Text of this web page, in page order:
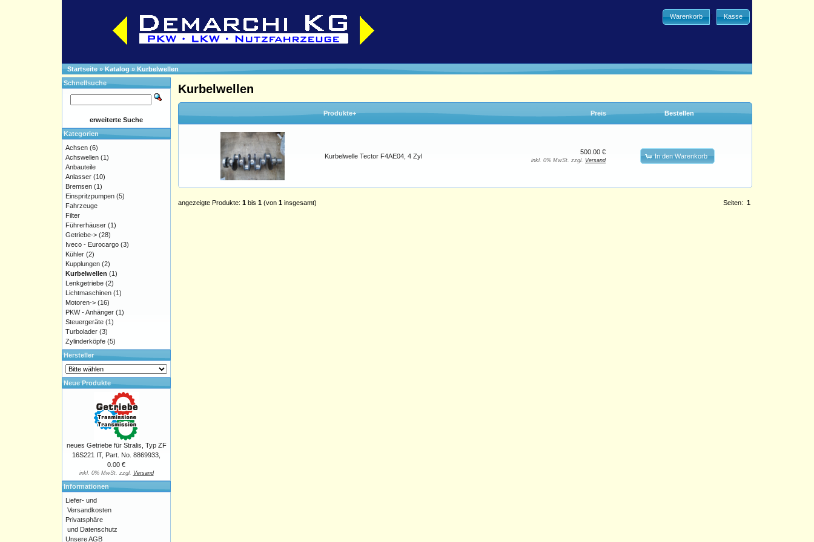
Warenkorb | Kasse
Startseite»Katalog » Kurbelwellen
Kurbelwellen
Produkte+ Preis Bestellen
Kurbelwelle Tector F4AE04, 4 Zyl
500.00 €
inkl. 0% MwSt. zzgl. Versand
In den Warenkorb
Seiten: 1
angezeigte Produkte: 1 bis 1 (von 1 insgesamt)
Schnellsuche
erweiterte Suche
Kategorien
Achsen (6)
Achswellen (1)
Anbauteile
Anlasser (10)
Bremsen (1)
Einspritzpumpen (5)
Fahrzeuge
Filter
Führerhäuser (1)
Getriebe-> (28)
Iveco - Eurocargo (3)
Kühler (2)
Kupplungen (2)
Kurbelwellen (1)
Lenkgetriebe (2)
Lichtmaschinen (1)
Motoren-> (16)
PKW - Anhänger (1)
Steuergeräte (1)
Turbolader (3)
Zylinderköpfe (5)
Hersteller
Neue Produkte
neues Getriebe für Stralis, Typ ZF
16S221 IT, Part. No. 8869933,
0.00 €
inkl. 0% MwSt. zzgl. Versand
Informationen
Liefer- und
Versandkosten
Privatsphäre
und Datenschutz
Unsere AGB